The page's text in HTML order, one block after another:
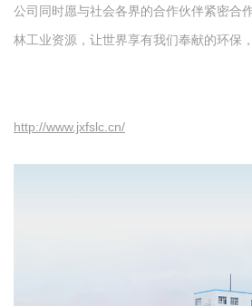
公司同时愿与社会各界的合作伙伴紧密合
林工业资源，让世界享有我们奉献的环保
http://www.jxfslc.cn/